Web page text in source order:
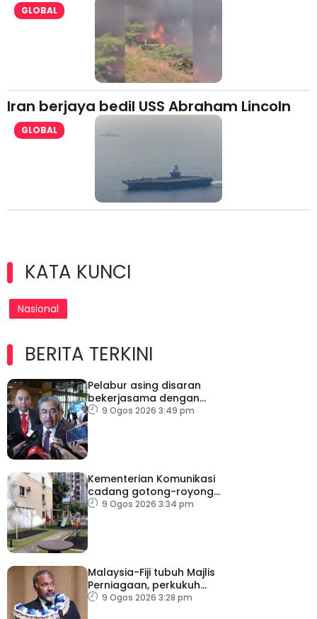
GLOBAL
Iran berjaya bedil USS Abraham Lincoln
GLOBAL
KATA KUNCI
Nasional
BERITA TERKINI
Pelabur asing disaran
bekerjasama dengan
industri tempatan –
9 Ogos 2026 3:49 pm
Kementerian Komunikasi
cadang gotong-royong
mega perangi denggi
9 Ogos 2026 3:34 pm
Malaysia-Fiji tubuh Majlis
Perniagaan, perkukuh
kerjasama ekonomi
9 Ogos 2026 3:28 pm